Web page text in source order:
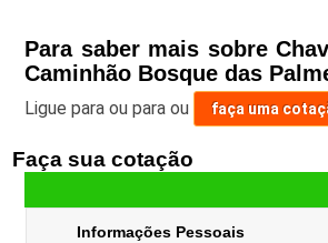
Para saber mais sobre
Caminhão Bosque das
Ligue para ou para ou faça uma
Faça sua cotação
Informações Pessoais